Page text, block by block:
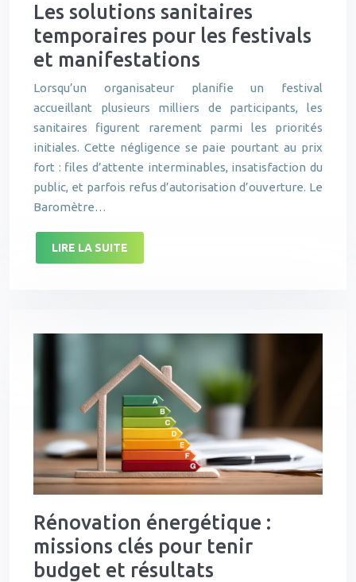
Les solutions sanitaires
temporaires pour les festivals
et manifestations
Lorsqu’un organisateur planifie un festival
accueillant plusieurs milliers de participants, les
sanitaires figurent rarement parmi les priorités
initiales. Cette négligence se paie pourtant au prix
fort : files d’attente interminables, insatisfaction du
public, et parfois refus d’autorisation d’ouverture. Le
Baromètre…
LIRE LA SUITE
Rénovation énergétique :
missions clés pour tenir
budget et résultats